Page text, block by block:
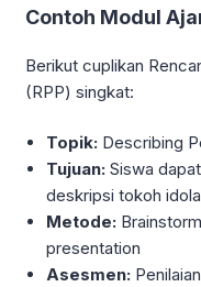
Contoh Modul
Berikut cuplikan
(RPP) singkat:
Topik: Describing
Tujuan: Siswa
deskripsi tokoh idola
Metode:
presentation
Asesmen: